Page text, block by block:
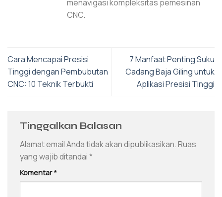
menavigasi kompleksitas pemesinan
CNC.
Cara Mencapai Presisi
Tinggi dengan Pembubutan
CNC: 10 Teknik Terbukti
7 Manfaat Penting Suku
Cadang Baja Giling untuk
Aplikasi Presisi Tinggi
Tinggalkan Balasan
Alamat email Anda tidak akan dipublikasikan.Ruas
yang wajib ditandai*
Komentar*